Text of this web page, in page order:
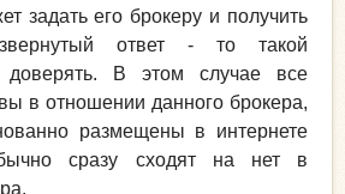
задать его брокеру и получить
ответ - то такой
доверять. В этом случае все
в отношении данного брокера,
размещены в интернете
сразу сходят на нет в